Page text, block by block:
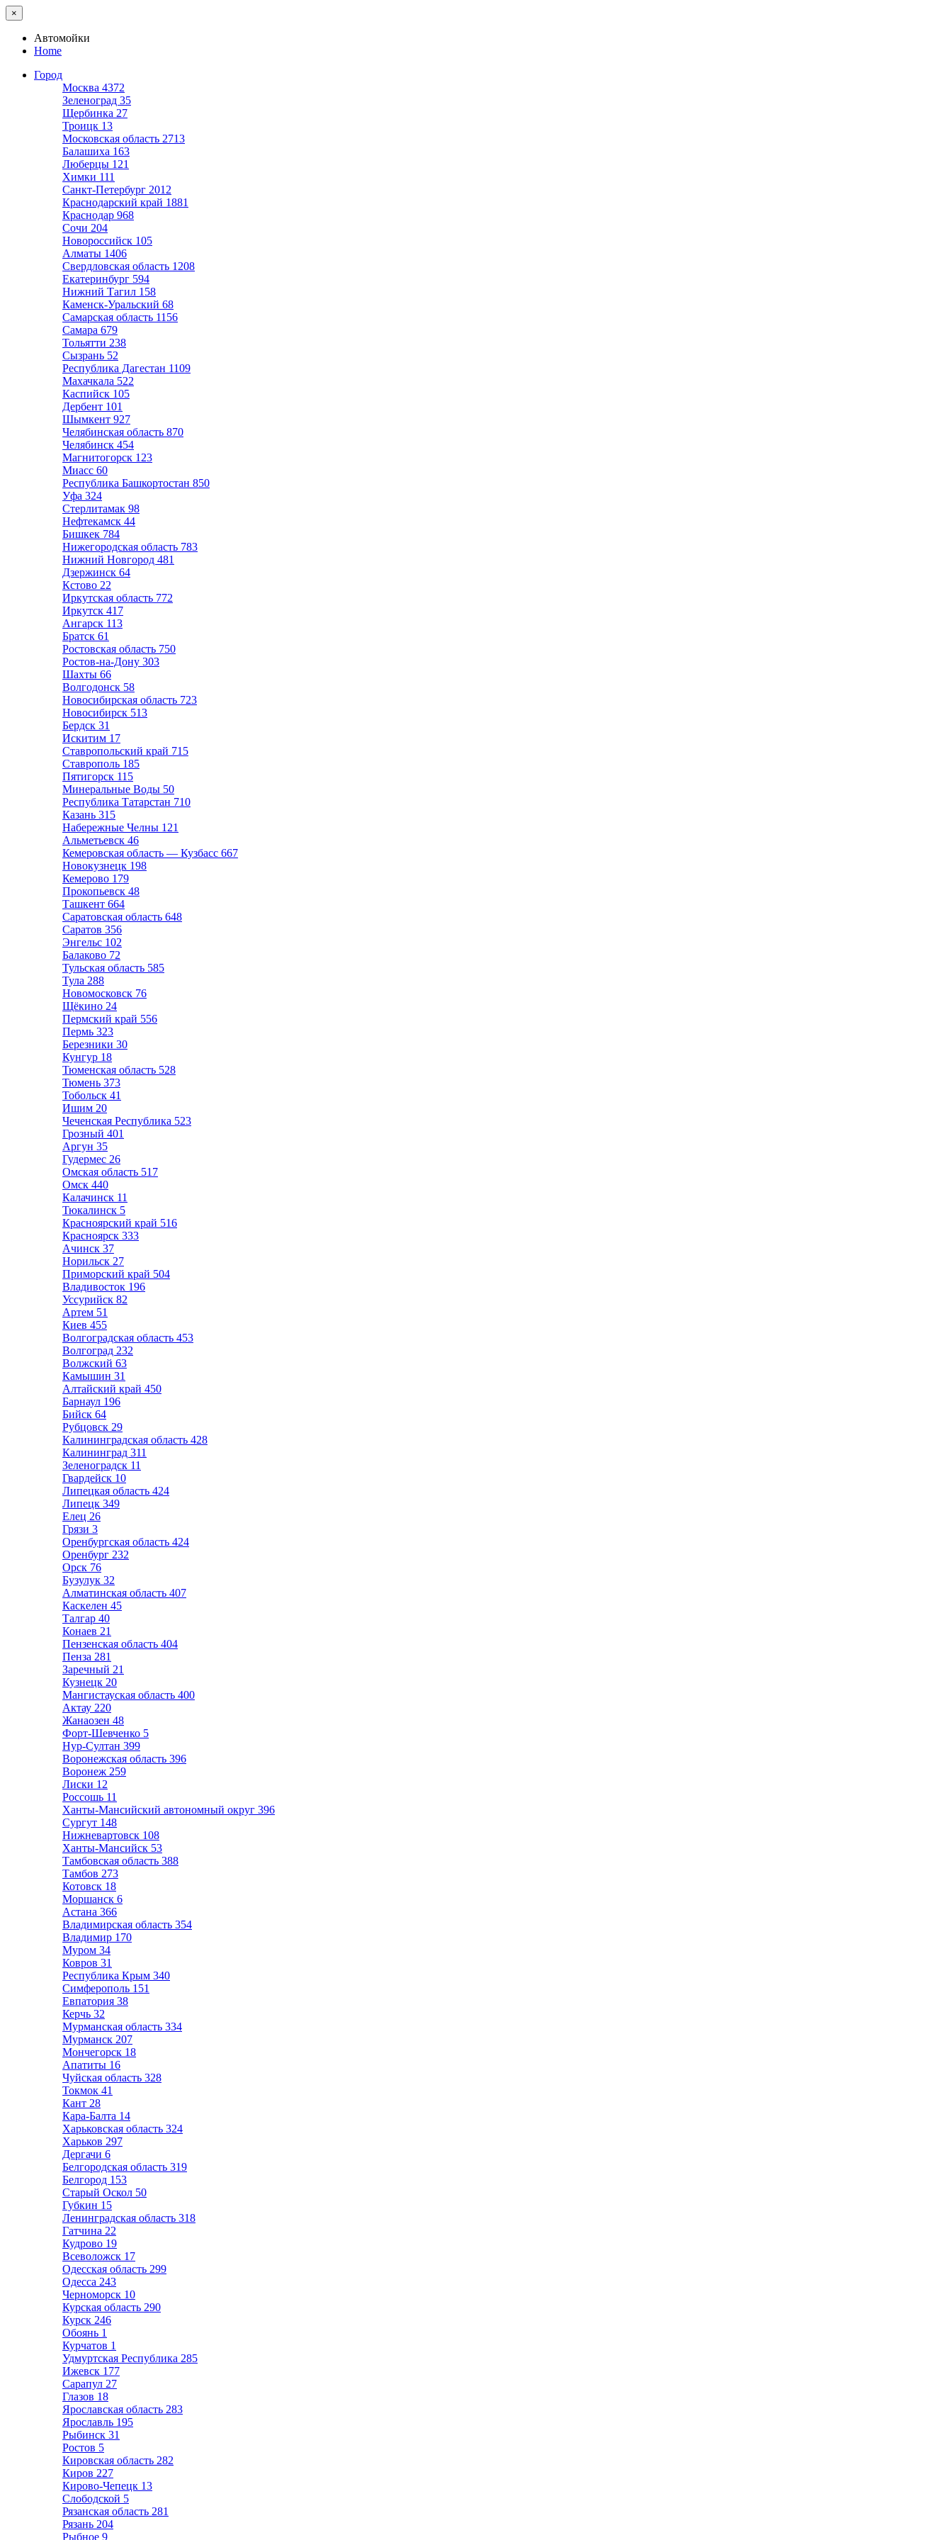
×
Автомойки
Home
Город
Москва 4372
Зеленоград 35
Щербинка 27
Троицк 13
Московская область 2713
Балашиха 163
Люберцы 121
Химки 111
Санкт-Петербург 2012
Краснодарский край 1881
Краснодар 968
Сочи 204
Новороссийск 105
Алматы 1406
Свердловская область 1208
Екатеринбург 594
Нижний Тагил 158
Каменск-Уральский 68
Самарская область 1156
Самара 679
Тольятти 238
Сызрань 52
Республика Дагестан 1109
Махачкала 522
Каспийск 105
Дербент 101
Шымкент 927
Челябинская область 870
Челябинск 454
Магнитогорск 123
Миасс 60
Республика Башкортостан 850
Уфа 324
Стерлитамак 98
Нефтекамск 44
Бишкек 784
Нижегородская область 783
Нижний Новгород 481
Дзержинск 64
Кстово 22
Иркутская область 772
Иркутск 417
Ангарск 113
Братск 61
Ростовская область 750
Ростов-на-Дону 303
Шахты 66
Волгодонск 58
Новосибирская область 723
Новосибирск 513
Бердск 31
Искитим 17
Ставропольский край 715
Ставрополь 185
Пятигорск 115
Минеральные Воды 50
Республика Татарстан 710
Казань 315
Набережные Челны 121
Альметьевск 46
Кемеровская область — Кузбасс 667
Новокузнецк 198
Кемерово 179
Прокопьевск 48
Ташкент 664
Саратовская область 648
Саратов 356
Энгельс 102
Балаково 72
Тульская область 585
Тула 288
Новомосковск 76
Щёкино 24
Пермский край 556
Пермь 323
Березники 30
Кунгур 18
Тюменская область 528
Тюмень 373
Тобольск 41
Ишим 20
Чеченская Республика 523
Грозный 401
Аргун 35
Гудермес 26
Омская область 517
Омск 440
Калачинск 11
Тюкалинск 5
Красноярский край 516
Красноярск 333
Ачинск 37
Норильск 27
Приморский край 504
Владивосток 196
Уссурийск 82
Артем 51
Киев 455
Волгоградская область 453
Волгоград 232
Волжский 63
Камышин 31
Алтайский край 450
Барнаул 196
Бийск 64
Рубцовск 29
Калининградская область 428
Калининград 311
Зеленоградск 11
Гвардейск 10
Липецкая область 424
Липецк 349
Елец 26
Грязи 3
Оренбургская область 424
Оренбург 232
Орск 76
Бузулук 32
Алматинская область 407
Каскелен 45
Талгар 40
Конаев 21
Пензенская область 404
Пенза 281
Заречный 21
Кузнецк 20
Мангистауская область 400
Актау 220
Жанаозен 48
Форт-Шевченко 5
Нур-Султан 399
Воронежская область 396
Воронеж 259
Лиски 12
Россошь 11
Ханты-Мансийский автономный округ 396
Сургут 148
Нижневартовск 108
Ханты-Мансийск 53
Тамбовская область 388
Тамбов 273
Котовск 18
Моршанск 6
Астана 366
Владимирская область 354
Владимир 170
Муром 34
Ковров 31
Республика Крым 340
Симферополь 151
Евпатория 38
Керчь 32
Мурманская область 334
Мурманск 207
Мончегорск 18
Апатиты 16
Чуйская область 328
Токмок 41
Кант 28
Кара-Балта 14
Харьковская область 324
Харьков 297
Дергачи 6
Белгородская область 319
Белгород 153
Старый Оскол 50
Губкин 15
Ленинградская область 318
Гатчина 22
Кудрово 19
Всеволожск 17
Одесская область 299
Одесса 243
Черноморск 10
Курская область 290
Курск 246
Обоянь 1
Курчатов 1
Удмуртская Республика 285
Ижевск 177
Сарапул 27
Глазов 18
Ярославская область 283
Ярославль 195
Рыбинск 31
Ростов 5
Кировская область 282
Киров 227
Кирово-Чепецк 13
Слободской 5
Рязанская область 281
Рязань 204
Рыбное 9